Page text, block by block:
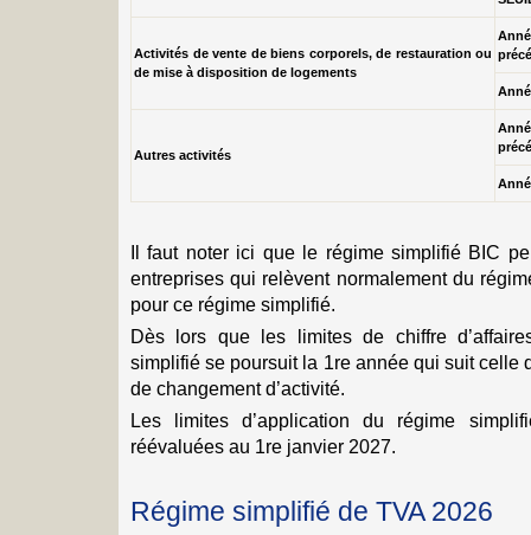
Activités de vente de biens corporels, de restauration ou
de mise à disposition de logements
Autres activités
Il faut noter ici que le régime simplifié BIC
entreprises qui relèvent normalement du
pour ce régime simplifié.
Dès lors que les limites de chiffre
simplifié se poursuit la 1re année qui suit celle
de changement d’activité.
Les limites d’application du régime
réévaluées au 1re janvier 2027.
Régime simplifié de TVA 2026